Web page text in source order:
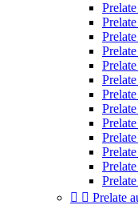
  Prelate